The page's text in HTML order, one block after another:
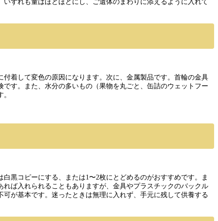
ずれも量はほどほどにし、ご遺体のまわりに添えるように入れて
着して変色の原因になります。次に、金属製品です。首輪の金具
す。また、水分の多いもの（果物を丸ごと、缶詰のウェットフー
黒コピーにする、または1〜2枚にとどめるのがおすすめです。ま
ば入れられることもありますが、金具やプラスチックのバックル
が基本です。迷ったときは無理に入れず、手元に残して供養する